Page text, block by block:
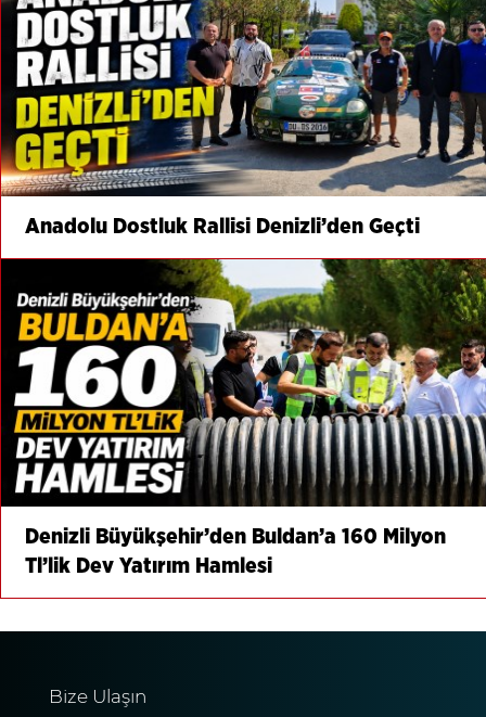
Anadolu Dostluk Rallisi Denizli’den Geçti
Denizli Büyükşehir’den Buldan’a 160 Milyon
Tl’lik Dev Yatırım Hamlesi
Bize Ulaşın